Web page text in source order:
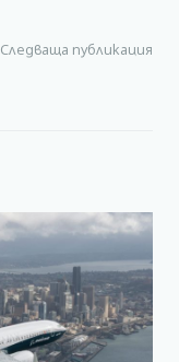
Следваща публикация